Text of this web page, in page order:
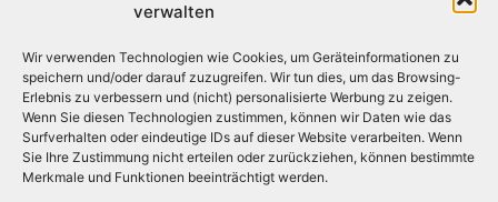
verwalten
Wir verwenden Technologien wie Cookies, um Geräteinformationen zu
speichern und/oder darauf zuzugreifen. Wir tun dies, um das Browsing-
Erlebnis zu verbessern und (nicht) personalisierte Werbung zu zeigen.
Wenn Sie diesen Technologien zustimmen, können wir Daten wie das
Surfverhalten oder eindeutige IDs auf dieser Website verarbeiten. Wenn
Sie Ihre Zustimmung nicht erteilen oder zurückziehen, können bestimmte
Merkmale und Funktionen beeinträchtigt werden.
ABONNIEREN
Folge uns auf Social Media